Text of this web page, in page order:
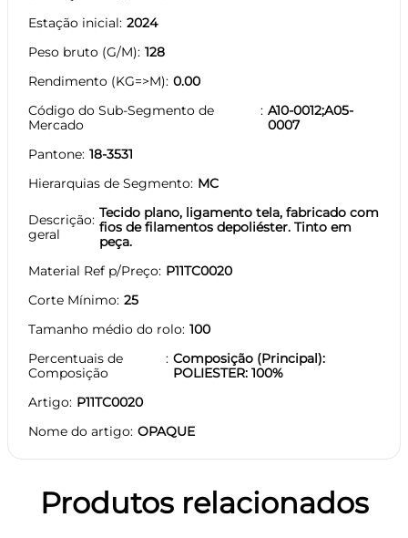
Estação inicial 2024
Peso bruto (G/M) 128
Rendimento (KG=>M) 0.00
Código do Sub-Segmento de
Mercado
A10-0012;A05-
0007
Pantone 18-3531
Hierarquias de Segmento MC
Descrição
geral
Tecido plano, ligamento tela, fabricado com
fios de filamentos depoliéster. Tinto em
peça.
Material Ref p/Preço P11TC0020
Corte Mínimo 25
Tamanho médio do rolo 100
Percentuais de
Composição
Composição (Principal):
POLIESTER: 100%
Artigo P11TC0020
Nome do artigo OPAQUE
Produtos relacionados